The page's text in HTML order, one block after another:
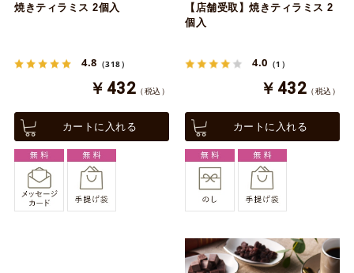
焼きティラミス 2個入
4.8 （318）
￥432 （税込）
カートに入れる
【店舗受取】焼きティラミス 2
個入
4.0 （1）
￥432 （税込）
カートに入れる